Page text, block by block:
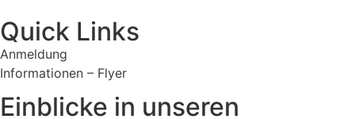
Quick Links
Anmeldung
Informationen – Flyer
Einblicke in unseren